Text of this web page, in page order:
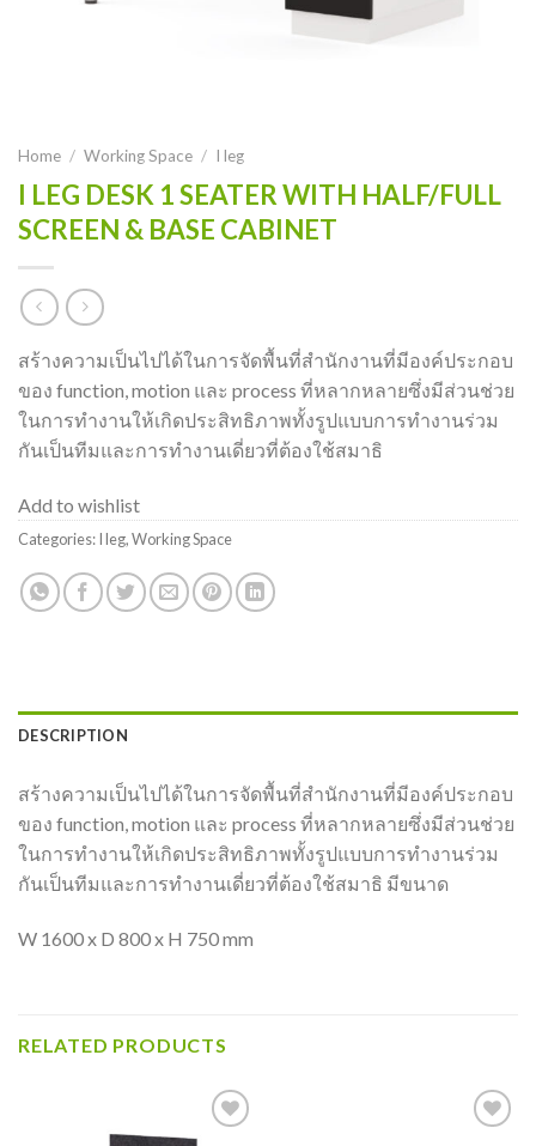
Home / Working Space / I leg
I LEG DESK 1 SEATER WITH HALF/FULL
SCREEN & BASE CABINET
สร้างความเป็นไปได้ในการจัดพื้นที่สำนักงานที่มีองค์ประกอบ
ของ function, motion และ process ที่หลากหลายซึ่งมีส่วนช่วย
ในการทำงานให้เกิดประสิทธิภาพทั้งรูปแบบการทำงานร่วม
กันเป็นทีมและการทำงานเดี่ยวที่ต้องใช้สมาธิ
Add to wishlist
Categories:I leg,Working Space
DESCRIPTION
สร้างความเป็นไปได้ในการจัดพื้นที่สำนักงานที่มีองค์ประกอบ
ของ function, motion และ process ที่หลากหลายซึ่งมีส่วนช่วย
ในการทำงานให้เกิดประสิทธิภาพทั้งรูปแบบการทำงานร่วม
กันเป็นทีมและการทำงานเดี่ยวที่ต้องใช้สมาธิ มีขนาด
W 1600 x D 800 x H 750 mm
RELATED PRODUCTS